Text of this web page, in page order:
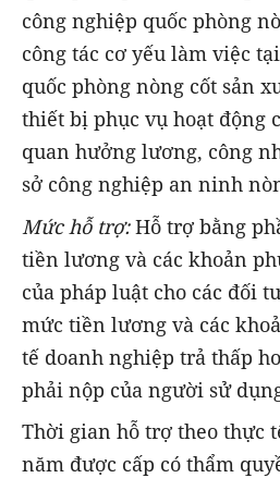
công nghiệp quốc phòng
công tác cơ yếu làm việc
quốc phòng nòng cốt sản
thiết bị phục vụ hoạt động
quan hưởng lương, công
sở công nghiệp an ninh
Mức hỗ trợ:Hỗ trợ bằng
tiền lương và các khoản
của pháp luật cho các đối
mức tiền lương và các
tế doanh nghiệp trả thấp
phải nộp của người sử
Thời gian hỗ trợ theo thực
năm được cấp có thẩm